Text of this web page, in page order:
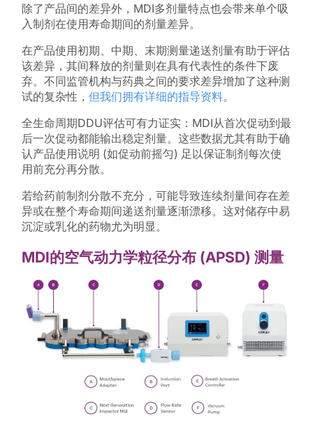
除了产品间的差异外，MDI多剂量特点也会带来单个吸
入制剂在使用寿命期间的剂量差异。
在产品使用初期、中期、末期测量递送剂量有助于评估
该差异，其间释放的剂量则在具有代表性的条件下废
弃。不同监管机构与药典之间的要求差异增加了这种测
试的复杂性， 但我们拥有详细的指导资料。
全生命周期DDU评估可有力证实：MDI从首次促动到最
后一次促动都能输出稳定剂量。这些数据尤其有助于确
认产品使用说明 (如促动前摇匀) 足以保证制剂每次使
用前充分再分散。
若给药前制剂分散不充分，可能导致连续剂量间存在差
异或在整个寿命期间递送剂量逐渐漂移。这对储存中易
沉淀或乳化的药物尤为明显。
MDI的空气动力学粒径分布 (APSD) 测量